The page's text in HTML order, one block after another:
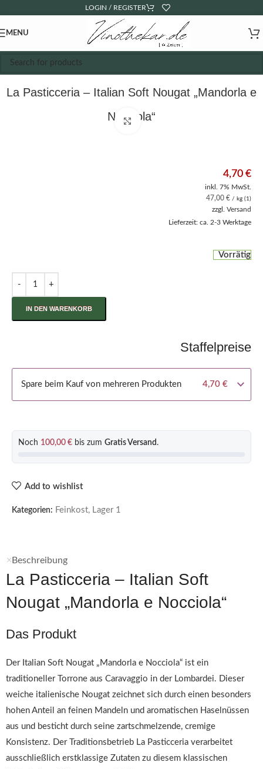
LOGIN / REGISTER
MENU
La Pasticceria – Italian Soft Nougat „Mandorla e
Nocciola“Click to enlarge
4,70 €
inkl. 7% MwSt.
47,00 € / kg (1)
zzgl. Versand
Lieferzeit: ca. 2-3 Werktage
Vorrätig
IN DEN WARENKORB
Staffelpreise
Spare beim Kauf von mehreren Produkten 4,70 €
Noch 100,00 € bis zum Gratis Versand .
Add to wishlist
Kategorien: Feinkost, Lager 1
Beschreibung
La Pasticceria – Italian Soft
Nougat „Mandorla e Nocciola“
Das Produkt
Der Italian Soft Nougat „Mandorla e Nocciola“ ist ein
traditioneller Torrone aus Caravaggio in der Lombardei. Dieser
weiche italienische Nougat zeichnet sich durch einen besonders
hohen Anteil an feinen Mandeln und aromatischen Haselnüssen
aus und besticht durch seine zartschmelzende, cremige
Konsistenz. Der Traditionsbetrieb La Pasticceria verarbeitet
ausschließlich erstklassige Zutaten zu diesem klassischen